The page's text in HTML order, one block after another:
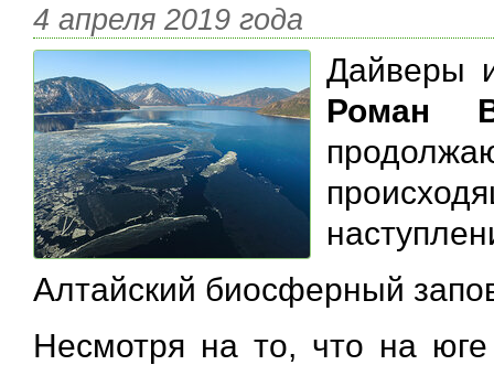
4 апреля 2019 года
Дайверы
Роман
Алтайский биосферный
Несмотря на то, что на